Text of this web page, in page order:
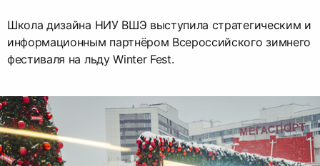
Школа дизайна НИУ ВШЭ выступила стратегическим и
информационным партнёром Всероссийского зимнего
фестиваля на льду Winter Fest.